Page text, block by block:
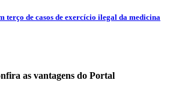
terço de casos de exercício ilegal da medicina
as vantagens do Portal